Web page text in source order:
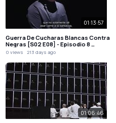
01:13:57
Guerra De Cucharas Blancas Contra
Negras [S02 E08] - Episodio 8 …
0 views 213 days ago
01:06:46